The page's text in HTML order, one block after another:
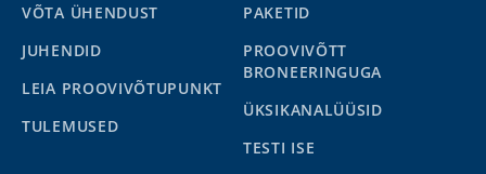
VÕTA ÜHENDUST
JUHENDID
LEIA PROOVIVÕTUPUNKT
TULEMUSED
PAKETID
PROOVIVÕTT
BRONEERINGUGA
ÜKSIKANALÜÜSID
TESTI ISE